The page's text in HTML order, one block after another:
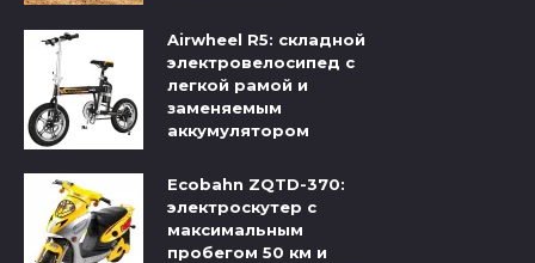
Airwheel R5: складной
электровелосипед с
легкой рамой и
заменяемым
аккумулятором
Ecobahn ZQTD-370:
электроскутер с
максимальным
пробегом 50 км и